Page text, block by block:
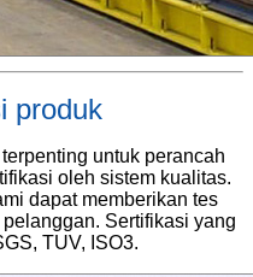
produk
untuk perancah
oleh sistem kualitas.
dapat memberikan tes
Sertifikasi yang
TUV, ISO3.